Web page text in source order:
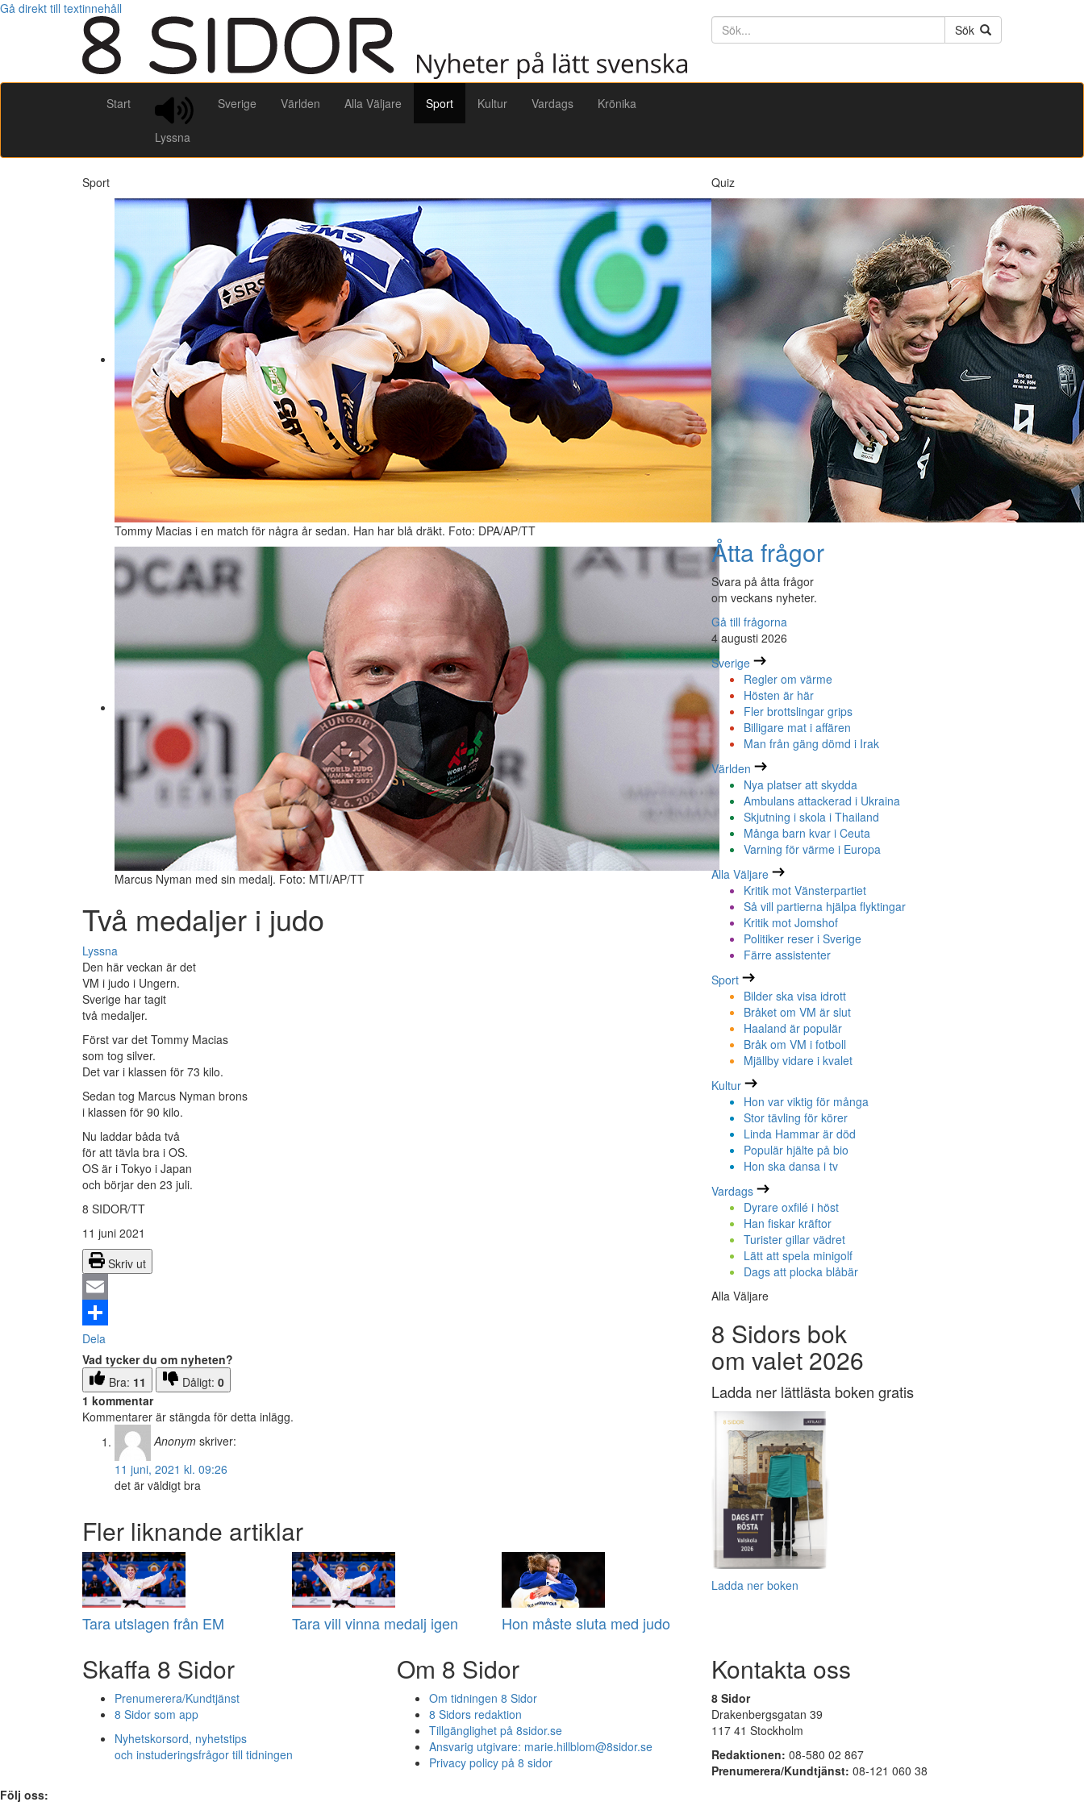
Gå direkt till textinnehåll
Söktext
Sök
Start
Lyssna
Sverige Världen Alla Väljare Sport Kultur Vardags Krönika
Sport
Tommy Macias i en match för några år sedan. Han har blå dräkt. Foto: DPA/AP/TT
Marcus Nyman med sin medalj. Foto: MTI/AP/TT
Två medaljer i judo
Lyssna
Den här veckan är det
VM i judo i Ungern.
Sverige har tagit
två medaljer.
Först var det Tommy Macias
som tog silver.
Det var i klassen för 73 kilo.
Sedan tog Marcus Nyman brons
i klassen för 90 kilo.
Nu laddar båda två
för att tävla bra i OS.
OS är i Tokyo i Japan
och börjar den 23 juli.
8 SIDOR/TT
11 juni 2021
Skriv ut
Email
Dela
Vad tycker du om nyheten?
Bra: 11 Dåligt: 0
1 kommentar
Kommentarer är stängda för detta inlägg.
Anonym skriver:
11 juni, 2021 kl. 09:26
det är väldigt bra
Fler liknande artiklar
Tara utslagen från EM Tara vill vinna medalj igen Hon måste sluta med judo
Quiz
Åtta frågor
Svara på åtta frågor
om veckans nyheter.
Gå till frågorna
4 augusti 2026
Sverige
Regler om värme
Hösten är här
Fler brottslingar grips
Billigare mat i affären
Man från gäng dömd i Irak
Världen
Nya platser att skydda
Ambulans attackerad i Ukraina
Skjutning i skola i Thailand
Många barn kvar i Ceuta
Varning för värme i Europa
Alla Väljare
Kritik mot Vänsterpartiet
Så vill partierna hjälpa flyktingar
Kritik mot Jomshof
Politiker reser i Sverige
Färre assistenter
Sport
Bilder ska visa idrott
Bråket om VM är slut
Haaland är populär
Bråk om VM i fotboll
Mjällby vidare i kvalet
Kultur
Hon var viktig för många
Stor tävling för körer
Linda Hammar är död
Populär hjälte på bio
Hon ska dansa i tv
Vardags
Dyrare oxfilé i höst
Han fiskar kräftor
Turister gillar vädret
Lätt att spela minigolf
Dags att plocka blåbär
Alla Väljare
8 Sidors bok
om valet 2026
Ladda ner lättlästa boken gratis
Ladda ner boken
Skaffa 8 Sidor
Prenumerera/Kundtjänst
8 Sidor som app
Nyhetskorsord, nyhetstips
och instuderingsfrågor till tidningen
Om 8 Sidor
Om tidningen 8 Sidor
8 Sidors redaktion
Tillgänglighet på 8sidor.se
Ansvarig utgivare: marie.hillblom@8sidor.se
Privacy policy på 8 sidor
Kontakta oss
8 Sidor
Drakenbergsgatan 39
117 41 Stockholm
Redaktionen: 08-580 02 867
Prenumerera/Kundtjänst: 08-121 060 38
Följ oss: